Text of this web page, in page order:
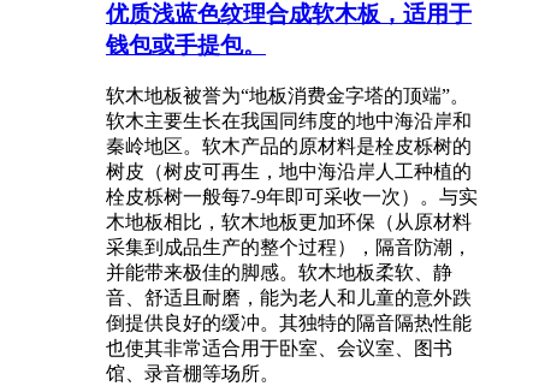
优质浅蓝色纹理合成软木板，适用于
钱包或手提包。
软木地板被誉为“地板消费金字塔的顶端”。
软木主要生长在我国同纬度的地中海沿岸和
秦岭地区。软木产品的原材料是栓皮栎树的
树皮（树皮可再生，地中海沿岸人工种植的
栓皮栎树一般每7-9年即可采收一次）。与实
木地板相比，软木地板更加环保（从原材料
采集到成品生产的整个过程），隔音防潮，
并能带来极佳的脚感。软木地板柔软、静
音、舒适且耐磨，能为老人和儿童的意外跌
倒提供良好的缓冲。其独特的隔音隔热性能
也使其非常适合用于卧室、会议室、图书
馆、录音棚等场所。